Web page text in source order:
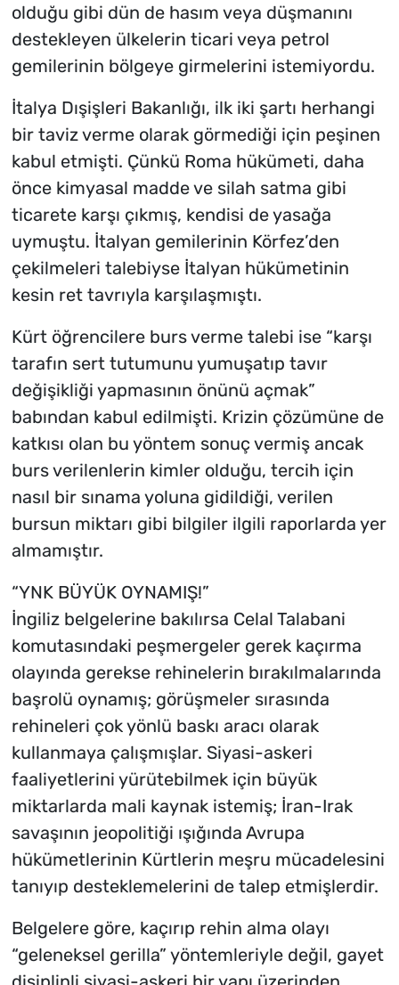
olduğu gibi dün de hasım veya düşmanını
destekleyen ülkelerin ticari veya petrol
gemilerinin bölgeye girmelerini istemiyordu.
İtalya Dışişleri Bakanlığı, ilk iki şartı herhangi
bir taviz verme olarak görmediği için peşinen
kabul etmişti. Çünkü Roma hükümeti, daha
önce kimyasal madde ve silah satma gibi
ticarete karşı çıkmış, kendisi de yasağa
uymuştu. İtalyan gemilerinin Körfez’den
çekilmeleri talebiyse İtalyan hükümetinin
kesin ret tavrıyla karşılaşmıştı.
Kürt öğrencilere burs verme talebi ise “karşı
tarafın sert tutumunu yumuşatıp tavır
değişikliği yapmasının önünü açmak”
babından kabul edilmişti. Krizin çözümüne de
katkısı olan bu yöntem sonuç vermiş ancak
burs verilenlerin kimler olduğu, tercih için
nasıl bir sınama yoluna gidildiği, verilen
bursun miktarı gibi bilgiler ilgili raporlarda yer
almamıştır.
“YNK BÜYÜK OYNAMIŞ!”
İngiliz belgelerine bakılırsa Celal Talabani
komutasındaki peşmergeler gerek kaçırma
olayında gerekse rehinelerin bırakılmalarında
başrolü oynamış; görüşmeler sırasında
rehineleri çok yönlü baskı aracı olarak
kullanmaya çalışmışlar. Siyasi-askeri
faaliyetlerini yürütebilmek için büyük
miktarlarda mali kaynak istemiş; İran-Irak
savaşının jeopolitiği ışığında Avrupa
hükümetlerinin Kürtlerin meşru mücadelesini
tanıyıp desteklemelerini de talep etmişlerdir.
Belgelere göre, kaçırıp rehin alma olayı
“geleneksel gerilla” yöntemleriyle değil, gayet